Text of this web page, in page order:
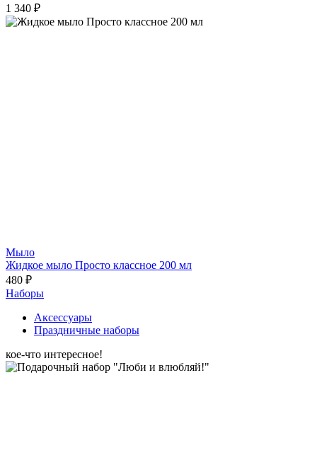
1 340 ₽
Мыло
Жидкое мыло Просто классное 200 мл
480 ₽
Наборы
Аксессуары
Праздничные наборы
кое-что интересное!